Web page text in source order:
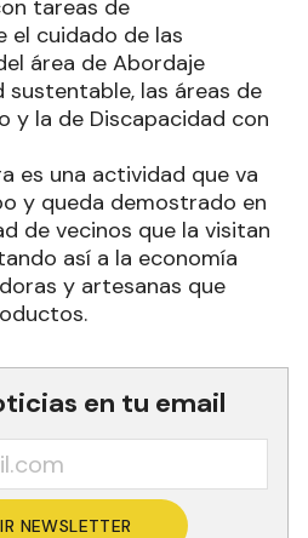
tareas de
el cuidado de las
área de Abordaje
sustentable, las áreas de
y la de Discapacidad con
es una actividad que va
y queda demostrado en
de vecinos que la visitan
así a la economía
y artesanas que
en tu email
NEWSLETTER